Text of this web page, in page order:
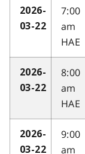
2026-
03-22
7:00
am
HAE
2026-
03-22
8:00
am
HAE
2026-
03-22
9:00
am